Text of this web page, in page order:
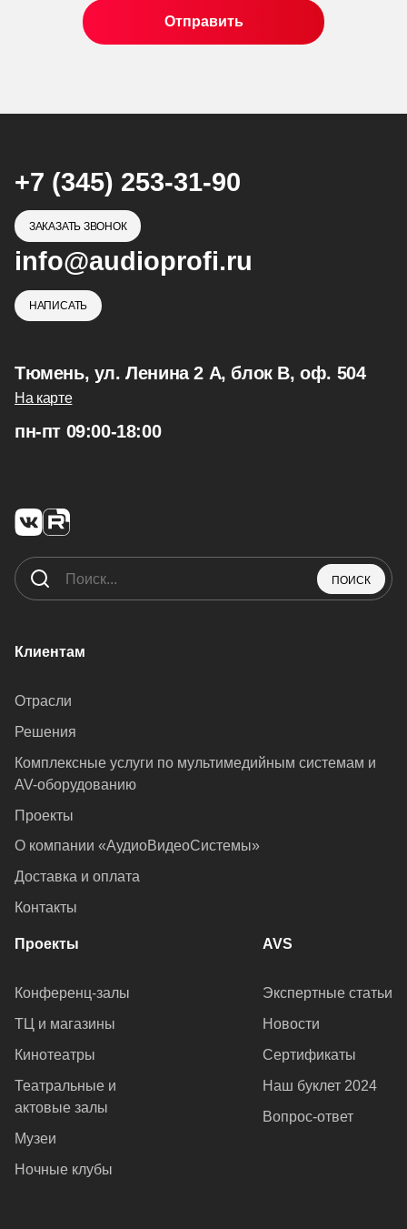
+7 (345) 253-31-90
ЗАКАЗАТЬ ЗВОНОК
info@audioprofi.ru
НАПИСАТЬ
Тюмень, ул. Ленина 2 А, блок В, оф. 504
На карте
пн-пт 09:00-18:00
ПОИСК
Клиентам
Отрасли
Решения
Комплексные услуги по мультимедийным системам и
AV-оборудованию
Проекты
О компании «АудиоВидеоСистемы»
Доставка и оплата
Контакты
Проекты
Конференц-залы
ТЦ и магазины
Кинотеатры
Театральные и
актовые залы
Музеи
Ночные клубы
AVS
Экспертные статьи
Новости
Сертификаты
Наш буклет 2024
Вопрос-ответ